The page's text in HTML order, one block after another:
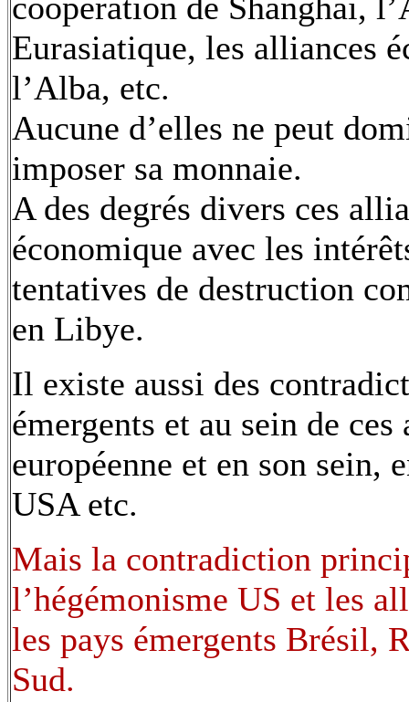
Eurasiatique, les alliances
l’Alba, etc.
Aucune d’elles ne peut
imposer sa monnaie.
A des degrés divers ces
économique avec les
tentatives de destruction
en Libye.
Il existe aussi des
émergents et au sein de
européenne et en son sein,
USA etc.
Mais la contradiction
l’hégémonisme US et les
les pays émergents Brésil,
Sud.